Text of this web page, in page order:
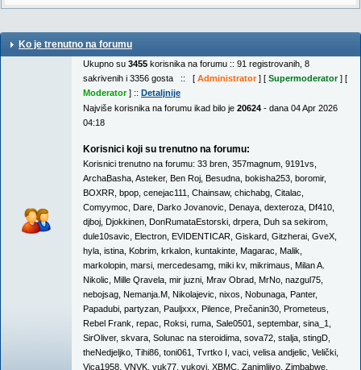
Ko je trenutno na forumu
Ukupno su 3455 korisnika na forumu :: 91 registrovanih, 8
sakrivenih i 3356 gosta :: [ Administrator] [ Supermoderator] [
Moderator] :: Detaljnije
Najviše korisnika na forumu ikad bilo je 20624 - dana 04 Apr 2026
04:18
Korisnici koji su trenutno na forumu:
Korisnici trenutno na forumu: 33 bren 357magnum 9191vs
ArchaBasha Asteker, Ben Roj Besudna bokisha253 boromir,
BOXRR bpop cenejac111 Chainsaw, chichabg Citalac
Comyymoc Dare Darko Jovanovic Denaya dexteroza Df410
djboj Djokkinen DonRumataEstorski drpera Duh sa sekirom
dule10savic Electron EVIDENTICAR Giskard Gitzherai GveX
hyla istina Kobrim krkalon kuntakinte Magarac Malik
markolopin marsi mercedesamg miki kv, mikrimaus Milan A.
Nikolic Mille Qravela mir juzni Mrav Obrad MrNo nazgul75
nebojsag Nemanja.M Nikolajevic nixos Nobunaga Panter,
Papadubi partyzan Pauljxxx Pilence Prečanin30 Prometeus
Rebel Frank repac Roksi ruma Sale0501 septembar, sina_1
SirOliver, skvara Solunac na steroidima sova72 stalja stingD
theNedjeljko Tihi86 toni061 Tvrtko I vaci velisa andjelic Velički
Vica1958 VNVK vuk77 vukovi XBMC Zanimljivo Zimbabwe